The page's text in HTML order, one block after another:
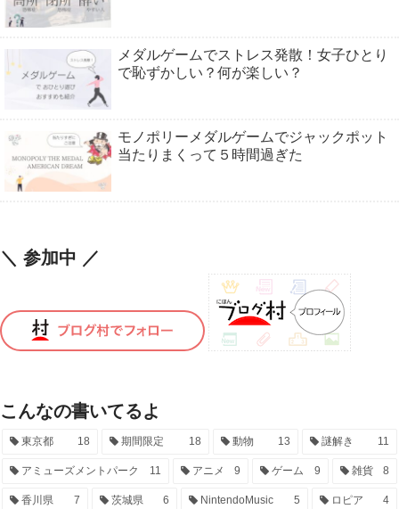
メダルゲームでストレス発散！女子ひとり
で恥ずかしい？何が楽しい？
モノポリーメダルゲームでジャックポット
当たりまくって５時間過ぎた
＼ 参加中 ／
こんなの書いてるよ
東京都 18 期間限定 18 動物 13 謎解き 11
アミューズメントパーク 11 アニメ 9 ゲーム 9 雑貨 8
香川県 7 茨城県 6 NintendoMusic 5 ロピア 4